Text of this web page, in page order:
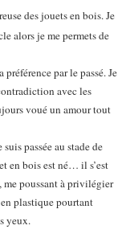
des jouets en bois. Je
alors je me permets de
par le passé. Je
avec les
voué un amour tout
passée au stade de
en bois est né… il s’est
me poussant à privilégier
plastique pourtant
yeux.